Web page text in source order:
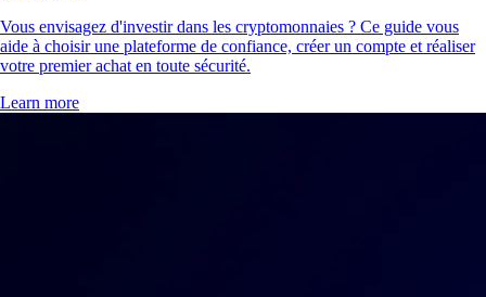
Vous envisagez d'investir dans les cryptomonnaies ? Ce guide vous
aide à choisir une plateforme de confiance, créer un compte et réaliser
votre premier achat en toute sécurité.
Learn more